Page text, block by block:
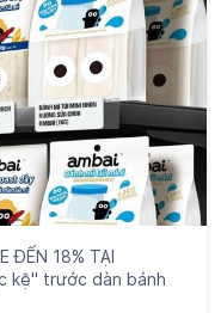
ĐẾN 18% TẠI
kệ" trước dàn bánh